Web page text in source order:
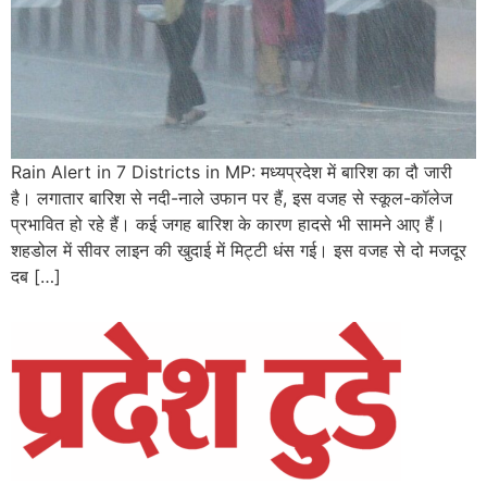
Rain Alert in 7 Districts in MP: मध्यप्रदेश में बारिश का दौ जारी
है। लगातार बारिश से नदी-नाले उफान पर हैं, इस वजह से स्कूल-कॉलेज
प्रभावित हो रहे हैं। कई जगह बारिश के कारण हादसे भी सामने आए हैं।
शहडोल में सीवर लाइन की खुदाई में मिट्टी धंस गई। इस वजह से दो मजदूर
दब […]